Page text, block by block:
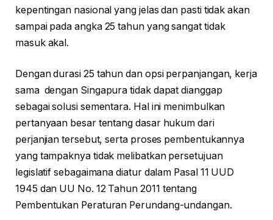
kepentingan nasional yang jelas dan pasti tidak akan
sampai pada angka 25 tahun yang sangat tidak
masuk akal.
Dengan durasi 25 tahun dan opsi perpanjangan, kerja
sama dengan Singapura tidak dapat dianggap
sebagai solusi sementara. Hal ini menimbulkan
pertanyaan besar tentang dasar hukum dari
perjanjian tersebut, serta proses pembentukannya
yang tampaknya tidak melibatkan persetujuan
legislatif sebagaimana diatur dalam Pasal 11 UUD
1945 dan UU No. 12 Tahun 2011 tentang
Pembentukan Peraturan Perundang-undangan.